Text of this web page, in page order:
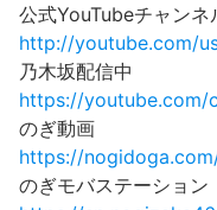
公式YouTubeチャンネ
http://youtube.com/
乃木坂配信中
https://youtube.com/
のぎ動画
https://
のぎモバステーション